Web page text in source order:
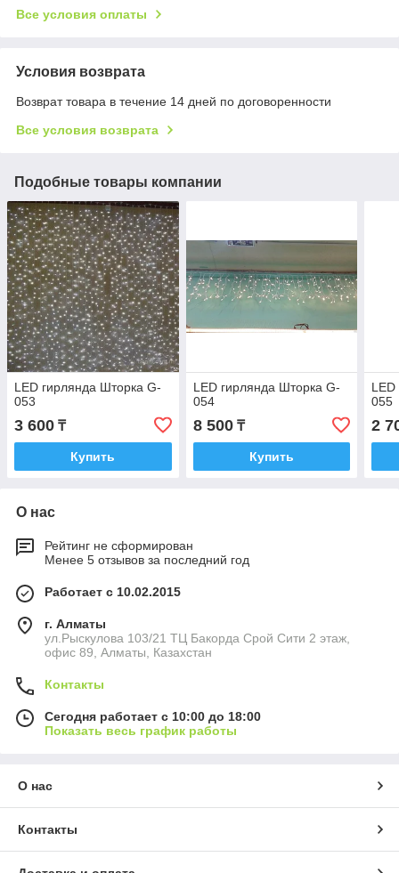
Все условия оплаты
Условия возврата
Возврат товара в течение 14 дней по договоренности
Все условия возврата
Подобные товары компании
LED гирлянда Шторка G-
053
3 600 ₸
Купить
LED гирлянда Шторка G-
054
8 500₸
Купить
055
2
О нас
Рейтинг не сформирован
Менее 5 отзывов за последний год
Работает с 10.02.2015
г. Алматы
ул.Рыскулова 103/21 ТЦ Бакорда Срой Сити 2 этаж,
офис 89, Алматы, Казахстан
Контакты
Сегодня работает с 10:00 до 18:00
Показать весь график работы
О нас
Контакты